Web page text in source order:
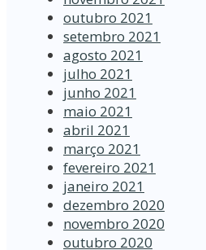
outubro 2021
setembro 2021
agosto 2021
julho 2021
junho 2021
maio 2021
abril 2021
março 2021
fevereiro 2021
janeiro 2021
dezembro 2020
novembro 2020
outubro 2020